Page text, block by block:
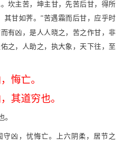
坎主苦，坤主甘，先苦后甘，得所
其甘如荠。”苦遇霜而后甘，应乎时
有凶，是人人晓之，苦之作甘，非
之，人助之，执大象，天下往，至
悔亡。
其道穷也。
。
守凶，忧悔亡。上六阴柔，居节之